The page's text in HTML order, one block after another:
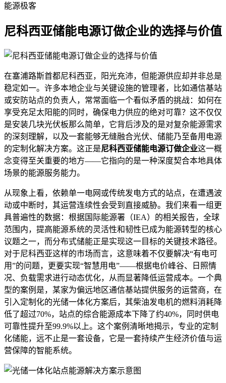
能源极客
尼科西亚储能电源订做企业的选择与价值
在塞浦路斯首都尼科西亚，阳光充沛，但能源供应却并非总是
稳定如一。许多本地企业与关键设施的管理者，比如通信基站
或安防站点的负责人，常常面临一个看似矛盾的挑战：如何在
享受充足太阳能的同时，确保电力供应的绝对可靠？这不仅仅
是安装几块光伏板那么简单，它背后涉及的是对复杂能源需求
的深刻理解，以及一套能够无缝融合光伏、储能乃至备用电源
的定制化解决方案。这正是尼科西亚储能电源订做企业这一概
念变得至关重要的地方——它指向的是一种深度契合本地具体
场景的能源服务能力。
从现象上看，依赖单一电网或传统发电方式的站点，在遭遇波
动或中断时，其运营连续性会受到直接威胁。我们来看一组更
具普遍性的数据：根据国际能源署（IEA）的相关报告，全球
范围内，提高能源系统的灵活性和韧性已成为能源转型的核心
议题之一，而分布式储能正是实现这一目标的关键技术路径。
对于尼科西亚这样的市场而言，这意味着不仅要解决“有电可
用”的问题，更要实现“智慧用电”——根据电价峰谷、日照情
况、负载需求进行动态优化，从而显著降低运营成本。一个典
型的案例是，某家为偏远地区通信基站提供服务的运营商，在
引入定制化的光储一体化方案后，其柴油发电机的燃料消耗降
低了超过70%，站点的综合能源成本下降了约40%，同时供电
可靠性提升至99.9%以上。这个案例清晰地揭示，专业的定制
化储能，远不止是一套设备，它是一套持续产生经济价值与运
营保障的智能系统。